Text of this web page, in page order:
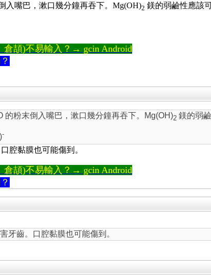
入嘴巴，漱口幾分鐘再吞下。Mg(OH)2 鎂的弱鹼性應該
倉頡)不易輸入？→ gcin Android
的粉末倒入嘴巴，漱口幾分鐘再吞下。Mg(OH)2 鎂的弱
-
腔黏膜也可能傷到。
倉頡)不易輸入？→ gcin Android
牙齒。口腔黏膜也可能傷到。